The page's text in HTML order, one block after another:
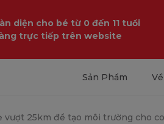
diện cho bé từ 0 đến 11 tuổi
trực tiếp trên website
Sản Phẩm
vượt 25km để tạo môi trường cho